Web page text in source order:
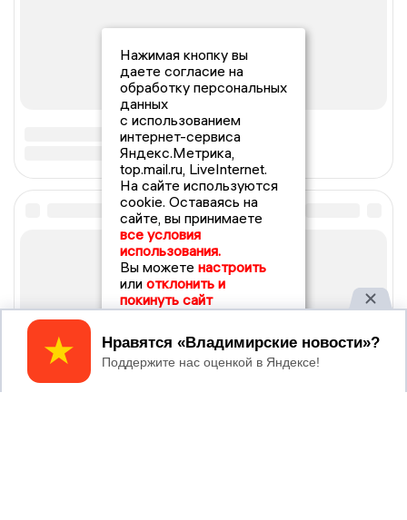
Нажимая кнопку вы
даете согласие на
обработку персональных
данных
с использованием
интернет-сервиса
Яндекс.Метрика,
top.mail.ru, LiveInternet.
На сайте используются
cookie. Оставаясь на
сайте, вы принимаете
все условия
использования.
Вы можете настроить
или отклонить и
покинуть сайт
Принять